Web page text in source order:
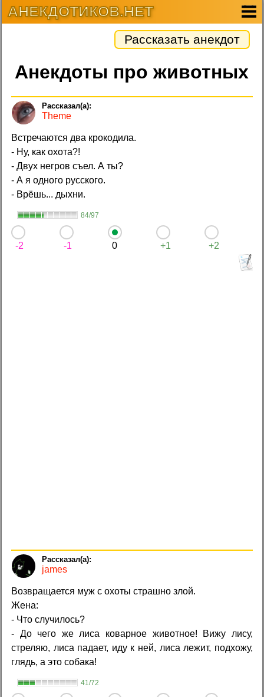
АНЕКДОТИКОВ.НЕТ
Рассказать анекдот
Анекдоты про животных
Theme
Встречаются два крокодила.
- Ну, как охота?!
- Двух негров съел. А ты?
- А я одного русского.
- Врёшь... дыхни.
84/97
-2 -1 0 +1 +2
james
Возвращается муж с охоты страшно злой.
Жена:
- Что случилось?
- До чего же лиса коварное животное! Вижу лису,
стреляю, лиса падает, иду к ней, лиса лежит, подхожу,
глядь, а это собака!
41/72